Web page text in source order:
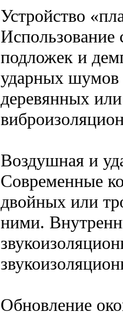
Устройство
Использование
подложек и
ударных шумов
деревянных
Воздушная и
Современные
двойных или
ними.
Обновление